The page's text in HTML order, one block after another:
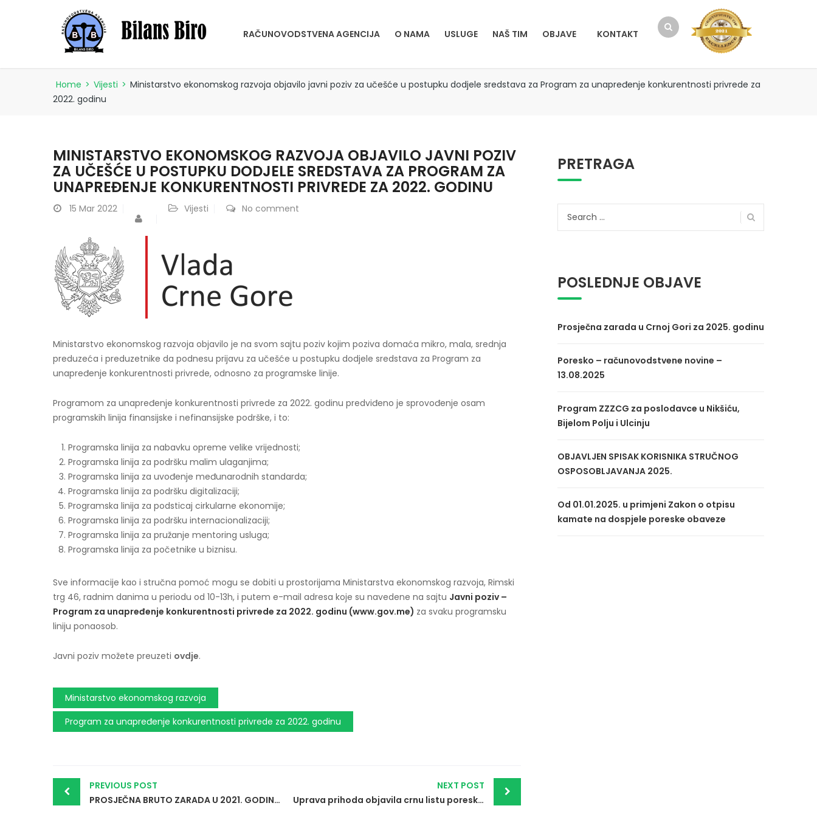
RAČUNOVODSTVENA AGENCIJA O NAMA USLUGE NAŠ TIM OBJAVE KONTAKT
Home > Vijesti > Ministarstvo ekonomskog razvoja objavilo javni poziv za učešće u postupku dodjele sredstava za Program za unapređenje konkurentnosti privrede za
2022. godinu
MINISTARSTVO EKONOMSKOG RAZVOJA OBJAVILO JAVNI POZIV
ZA UČEŠĆE U POSTUPKU DODJELE SREDSTAVA ZA PROGRAM ZA
UNAPREĐENJE KONKURENTNOSTI PRIVREDE ZA 2022. GODINU
15 Mar 2022 Vijesti No comment
Ministarstvo ekonomskog razvoja objavilo je na svom sajtu poziv kojim poziva domaća mikro, mala, srednja
preduzeća i preduzetnike da podnesu prijavu za učešće u postupku dodjele sredstava za Program za
unapređenje konkurentnosti privrede, odnosno za programske linije.
Programom za unapređenje konkurentnosti privrede za 2022. godinu predviđeno je sprovođenje osam
programskih linija finansijske i nefinansijske podrške, i to:
Programska linija za nabavku opreme velike vrijednosti;
Programska linija za podršku malim ulaganjima;
Programska linija za uvođenje međunarodnih standarda;
Programska linija za podršku digitalizaciji;
Programska linija za podsticaj cirkularne ekonomije;
Programska linija za podršku internacionalizaciji;
Programska linija za pružanje mentoring usluga;
Programska linija za početnike u biznisu.
Sve informacije kao i stručna pomoć mogu se dobiti u prostorijama Ministarstva ekonomskog razvoja, Rimski
trg 46, radnim danima u periodu od 10-13h, i putem e-mail adresa koje su navedene na sajtu Javni poziv –
Program za unapređenje konkurentnosti privrede za 2022. godinu (www.gov.me) za svaku programsku
liniju ponaosob.
Javni poziv možete preuzeti ovdje.
Ministarstvo ekonomskog razvoja
Program za unapređenje konkurentnosti privrede za 2022. godinu
Post
navigation
PREVIOUS POST
PROSJEČNA BRUTO ZARADA U 2021. GODINI IZNOSILA 793,00 EVRA
NEXT POST
Uprava prihoda objavila crnu listu poreskih obveznika
PRETRAGA
POSLEDNJE OBJAVE
Prosječna zarada u Crnoj Gori za 2025. godinu
Poresko – računovodstvene novine –
13.08.2025
Program ZZZCG za poslodavce u Nikšiću,
Bijelom Polju i Ulcinju
OBJAVLJEN SPISAK KORISNIKA STRUČNOG
OSPOSOBLJAVANJA 2025.
Od 01.01.2025. u primjeni Zakon o otpisu
kamate na dospjele poreske obaveze